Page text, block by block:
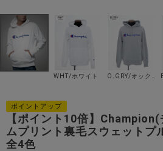
WHT/ホワイト
ポイントアップ
【ポイント10倍】
ムプリント裏毛スウェットプ
全4色